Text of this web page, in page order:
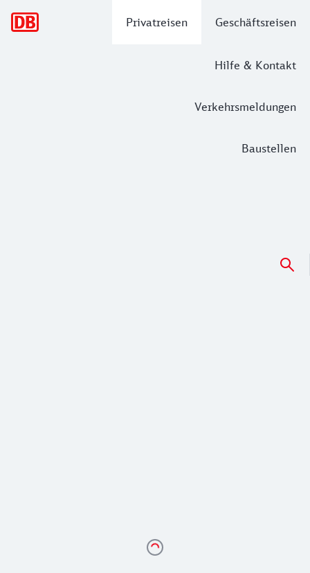
Privatreisen Geschäftsreisen
Hilfe & Kontakt
Verkehrsmeldungen
Baustellen